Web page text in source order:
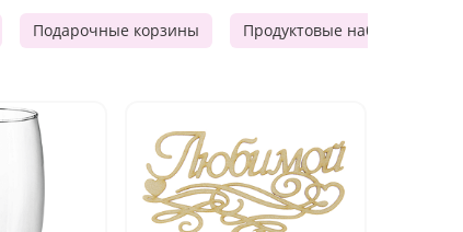
Подарочные корзины Продуктовые наборы